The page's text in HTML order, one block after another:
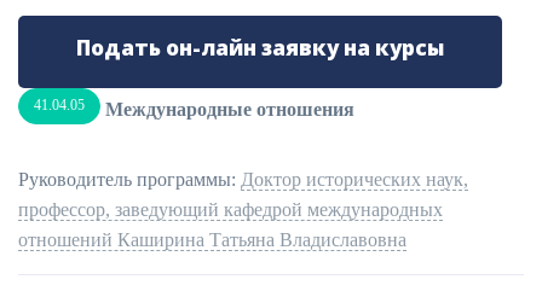
Подать он-лайн заявку на курсы
41.04.05 Международные отношения
Руководитель программы: Доктор исторических наук,
профессор, заведующий кафедрой международных
отношений Каширина Татьяна Владиславовна